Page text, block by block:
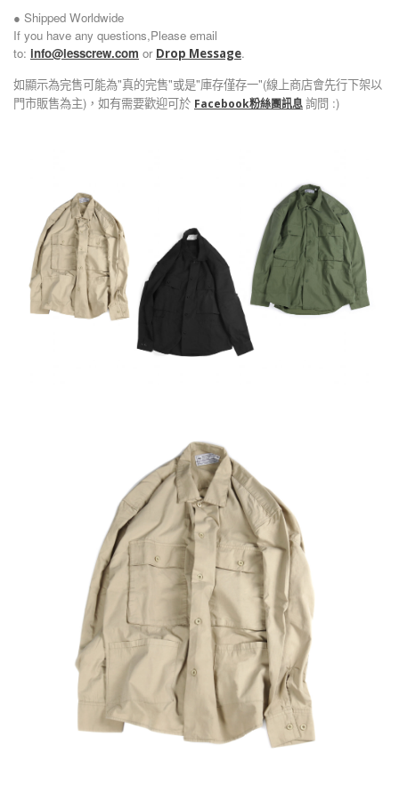
● Shipped Worldwide
If you have any questions,Please email
to: info@lesscrew.com or Drop Message.
如顯示為完售可能為"真的完售"或是"庫存僅存一"(線上商店會先行下架以
門市販售為主)，如有需要歡迎可於 Facebook粉絲團訊息詢問 :)